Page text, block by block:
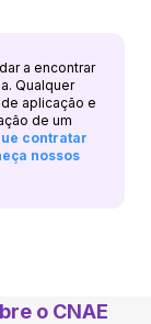
a encontrar
Qualquer
aplicação e
de um
contratar
nossos
o CNAE